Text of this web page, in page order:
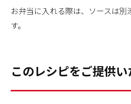
お弁当に入れる際は、ソースは別
す。
このレシピをご提供